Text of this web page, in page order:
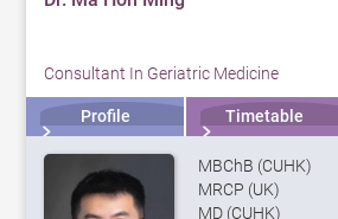
Consultant In Geriatric Medicine
Profile Timetable
MBChB (CUHK)
MRCP (UK)
MD (CUHK)